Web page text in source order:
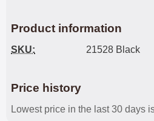
Product information
SKU: 21528 Black
Price history
Lowest price in the last 30 days